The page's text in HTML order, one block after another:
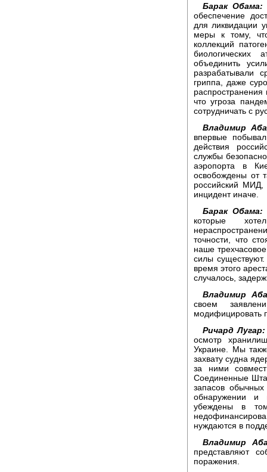
Барак Обама:
обеспечение
для ликвидации
меры к тому,
коллекций
биологических
объединить
разрабатывали
гриппа, даже
что угроза
сотрудничать с
Владимир
впервые
действия
службы
аэропорта в
освобождены от
российский
инцидент иначе.
Барак Обама:
которые
точности, что
наше
силы
время этого
случалось,
Владимир
своем
модифицировать
Ричард Лугар:
осмотр
Украине. Мы
захвату судна
за ними
Соединенные
запасов
обнаружении и
убеждены в
нуждаются в
Владимир
представляют
поражения.